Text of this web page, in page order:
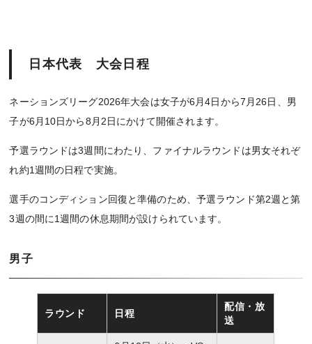
日本代表 大会日程
ネーションズリーグ2026年大会は女子が6月4日から7月26日、男
子が6月10日から8月2日にかけて開催されます。
予選ラウンドは3週間にわたり、ファイナルラウンドは男女それぞ
れ約1週間の日程で実施。
選手のコンディション回復と準備のため、予選ラウンド第2週と第
3週の間に1週間の休息期間が設けられています。
男子
ラウンド 日程
配信・放
送